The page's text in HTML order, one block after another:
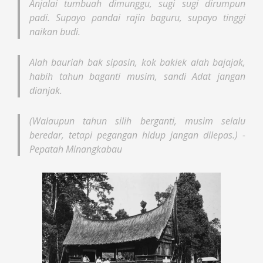
naikan budi.
Anjalai tumbuah dimunggu, sugi sugi dirumpun
naikan budi.
Alah bauriah bak sipasin, kok bakiek alah bajajak,
habih tahun baganti musim, sandi Adat jangan
dianjak.
(Walaupun tahun silih berganti, musim selalu
beredar, tetapi pegangan hidup jangan dilepas.) -
Pepatah Minangkabau